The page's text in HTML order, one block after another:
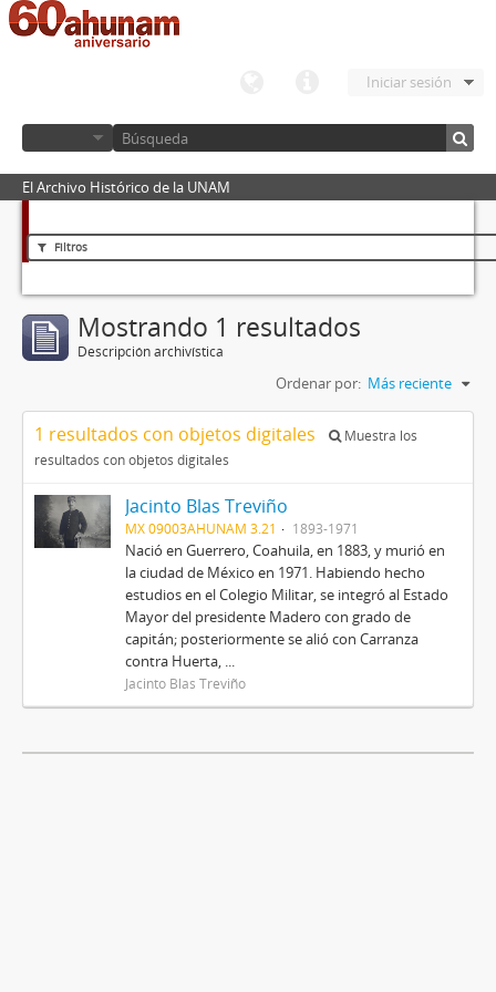
Iniciar sesión
El Archivo Histórico de la UNAM
Filtros
Mostrando 1 resultados
Descripción archivística
Ordenar por: Más reciente
1 resultados con objetos digitales
Muestra los
resultados con objetos digitales
Jacinto Blas Treviño
MX 09003AHUNAM 3.21 1893-1971
Nació en Guerrero, Coahuila, en 1883, y murió en
la ciudad de México en 1971. Habiendo hecho
estudios en el Colegio Militar, se integró al Estado
Mayor del presidente Madero con grado de
capitán; posteriormente se alió con Carranza
contra Huerta, ...
Jacinto Blas Treviño